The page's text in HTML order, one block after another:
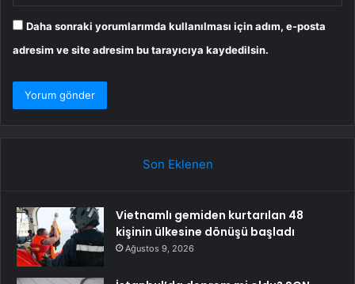
Daha sonraki yorumlarımda kullanılması için adım, e-posta
adresim ve site adresim bu tarayıcıya kaydedilsin.
Son Eklenen
Vietnamlı gemiden kurtarılan 48
kişinin ülkesine dönüşü başladı
Ağustos 9, 2026